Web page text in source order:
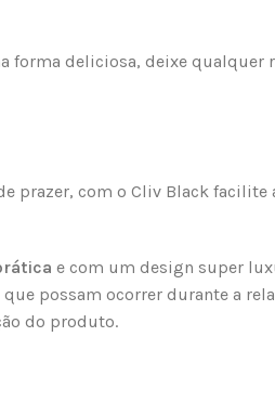
forma deliciosa, deixe qualquer
prazer, com o Cliv Black facilite
e com um design super
possam ocorrer durante a
do produto.